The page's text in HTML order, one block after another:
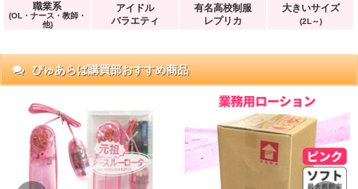
職業系
(OL・ナース・教師・
他)
アイドル
バラエティ
有名高校制服
レプリカ
大きいサイズ
(2L～)
ぴゅあらば購買部おすすめ商品